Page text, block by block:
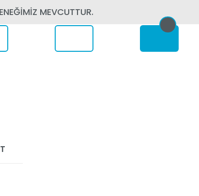
MEVCUTTUR.